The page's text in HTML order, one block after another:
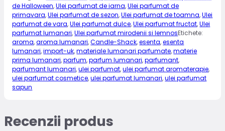
de Halloween,Ulei parfumat de iarna,Ulei parfumat de
primavara,Ulei parfumat de sezon,Ulei parfumat de toamna,Ulei
parfumat de vara,Ulei parfumat dulce,Ulei parfumat fructat,Ulei
parfumat lumanari,Ulei parfumat mirodenii si lemnosEtichete:
aroma,aroma lumanari,Candle-Shack,esenta,esenta
lumanari,import-uk,materiale lumanari parfumate,materie
prima lumanari,parfum,parfum lumanari,parfumant,
parfumant lumanari,ulei parfumat,ulei parfumat aromaterapie,
ulei parfumat cosmetice,ulei parfumat lumanari,ulei parfumat
sapun
Recenzii produs